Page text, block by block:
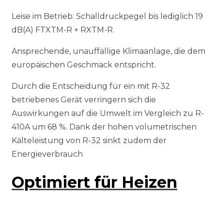
Leise im Betrieb: Schalldruckpegel bis lediglich 19
dB(A) FTXTM-R + RXTM-R.
Ansprechende, unauffällige Klimaanlage, die dem
europäischen Geschmack entspricht.
Durch die Entscheidung für ein mit R-32
betriebenes Gerät verringern sich die
Auswirkungen auf die Umwelt im Vergleich zu R-
410A um 68 %. Dank der hohen volumetrischen
Kälteleistung von R-32 sinkt zudem der
Energieverbrauch
Optimiert für Heizen